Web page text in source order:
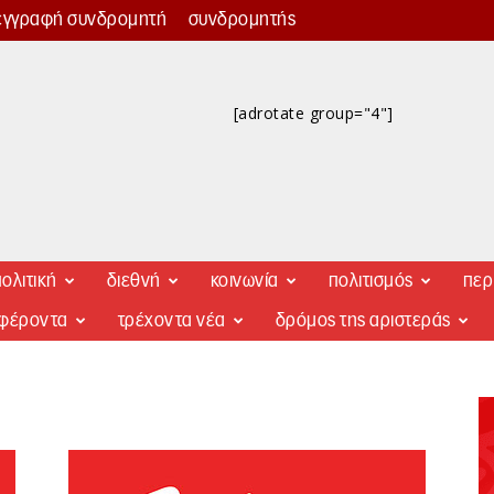
συνδρομητή συνδρομητής
[adrotate group="4"]
διεθνή κοινωνία πολιτισμός
τρέχοντα νέα δρόμος της αριστεράς